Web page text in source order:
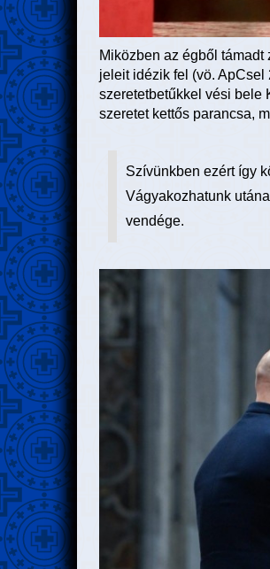
Miközben az égből
jeleit idézik fel (vö.
szeretetbetűkkel vési bele
szeretet kettős parancsa,
Szívünkben ezért így
Vágyakozhatunk
vendége.